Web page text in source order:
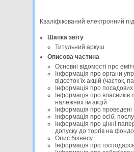
Кваліфікований електронний
Шапка звіту
Титульний аркуш
Описова частина
Основні відомості про
Інформація про органи
відсоток їх акцій (часток,
Інформація про посадових
Інформація про власників
належних їм акцій
Інформація про проведені
Інформація про осіб,
Інформація про цінні
допуску до торгів на
Опис бізнесу
Інформація про